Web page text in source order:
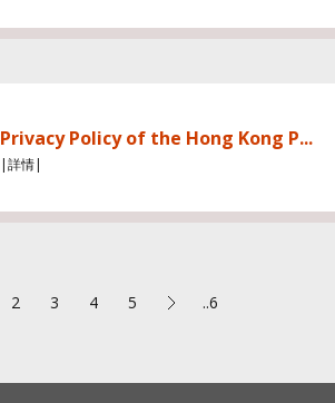
Privacy Policy of the Hong Kong P...
|詳情|
2 3 4 5 ..6